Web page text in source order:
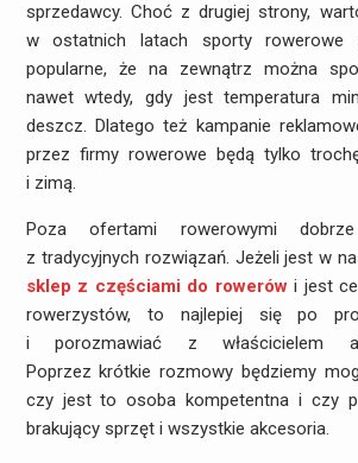
sprzedawcy. Choć z drugiej strony,
w ostatnich latach sporty rowerowe
popularne, że na zewnątrz można
nawet wtedy, gdy jest temperatura
deszcz. Dlatego też kampanie
przez firmy rowerowe będą tylko
i zimą.
Poza ofertami rowerowymi
z tradycyjnych rozwiązań. Jeżeli jest w
sklep z częściami do rowerówi jest
rowerzystów, to najlepiej się po
i porozmawiać z właścicielem
Poprzez krótkie rozmowy będziemy
czy jest to osoba kompetentna i czy
brakujący sprzęt i wszystkie akcesoria.